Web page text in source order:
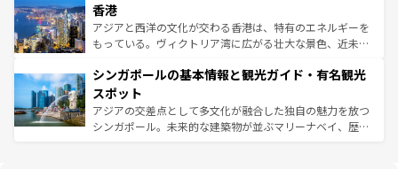
とつ。フォーやバインミー、ベトナムコーヒーなどは、ぜ
ひ現地で味わいたい。どの地域を訪れてもあたたかい人々
が旅行者を迎えてくれるので、きっと忘れられない旅にな
参照してほしい。
の活気が交差している。北部ではチェンマイなどの山岳地
帯で自然と触れ合い、南部ではプーケットやクラビの美し
いビーチでリゾート気分を楽しむことができる。タイ料理
激する。気候は一年中温暖で、どの季節にも異なる楽しみ
が待っている。親しみやすいタイの人々、仏教を中心とし
た文化、そして多様な観光資源が、訪れる旅人を魅了し続
ける。 なお、新着のタイ情報はコンテンツ一覧を参照して
香港
アジアと西洋の文化が交わる香港は、特有のエネルギーを
もっている。ヴィクトリア湾に広がる壮大な景色、近未来
み、どこを訪れても感動するはず。観光スポットが密集し
ており、効率よく見どころを回れるのも魅力。息をのむよ
うな絶景から文化的な体験まで、香港を存分に楽しみ尽く
そう。 なお、新着の香港情報はコンテンツ一覧を参照して
シンガポールの基本情報と観光ガイド・有名観光
スポット
アジアの交差点として多文化が融合した独自の魅力を放つ
シンガポール。未来的な建築物が並ぶマリーナベイ、歴史